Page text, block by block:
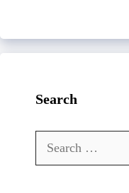
Search
Search
for: